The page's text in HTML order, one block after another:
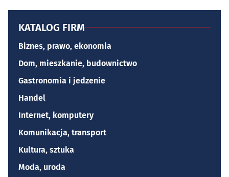
KATALOG FIRM
Biznes, prawo, ekonomia
Dom, mieszkanie, budownictwo
Gastronomia i jedzenie
Handel
Internet, komputery
Komunikacja, transport
Kultura, sztuka
Moda, uroda